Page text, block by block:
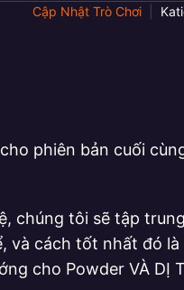
Cập Nhật Trò Chơi
phiên bản cuối
chúng tôi sẽ tập
và cách tốt nhất đó
cho Powder VÀ DỊ